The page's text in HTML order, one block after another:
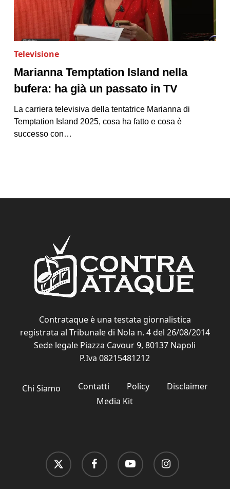
Televisione
Marianna Temptation Island nella
bufera: ha già un passato in TV
La carriera televisiva della tentatrice Marianna di
Temptation Island 2025, cosa ha fatto e cosa è
successo con…
Contrataque è una testata giornalistica
registrata al Tribunale di Nola n. 4 del 26/08/2014
Sede legale Piazza Cavour 9, 80137 Napoli
P.Iva 08215481212
Chi Siamo Contatti Policy
Disclaimer
Media Kit
x-
twitter
facebook youtube instagram